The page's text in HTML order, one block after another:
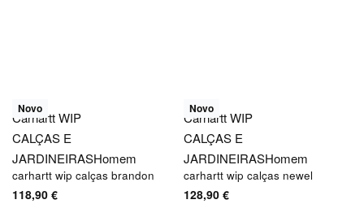
Novo
Carhartt WIP
CALÇAS E
JARDINEIRASHomem
carhartt wip calças brandon
118,90 €
Novo
Carhartt WIP
CALÇAS E
JARDINEIRASHomem
carhartt wip calças newel
128,90 €